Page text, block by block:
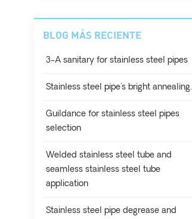
BLOG MÁS RECIENTE
3-A sanitary for stainless steel pipes
Stainless steel pipe's bright annealing.
Guildance for stainless steel pipes
selection
Welded stainless steel tube and
seamless stainless steel tube
application
Stainless steel pipe degrease and